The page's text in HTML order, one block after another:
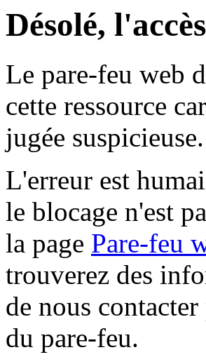
Désolé,
Le pare-feu web
cette ressource
jugée suspicieuse.
L'erreur est
le blocage n'est
la page Pare-feu
trouverez des
de nous
du pare-feu.